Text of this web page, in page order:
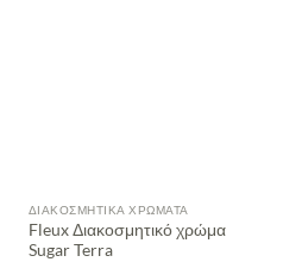
ΔΙΑΚΟΣΜΗΤΙΚΆ ΧΡΏΜΑΤΑ
Fleux Διακοσμητικό χρώμα
Sugar Terra